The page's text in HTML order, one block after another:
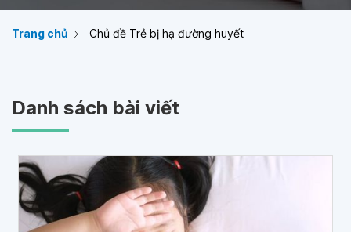
Trang chủ Chủ đề Trẻ bị hạ đường huyết
Danh sách bài viết